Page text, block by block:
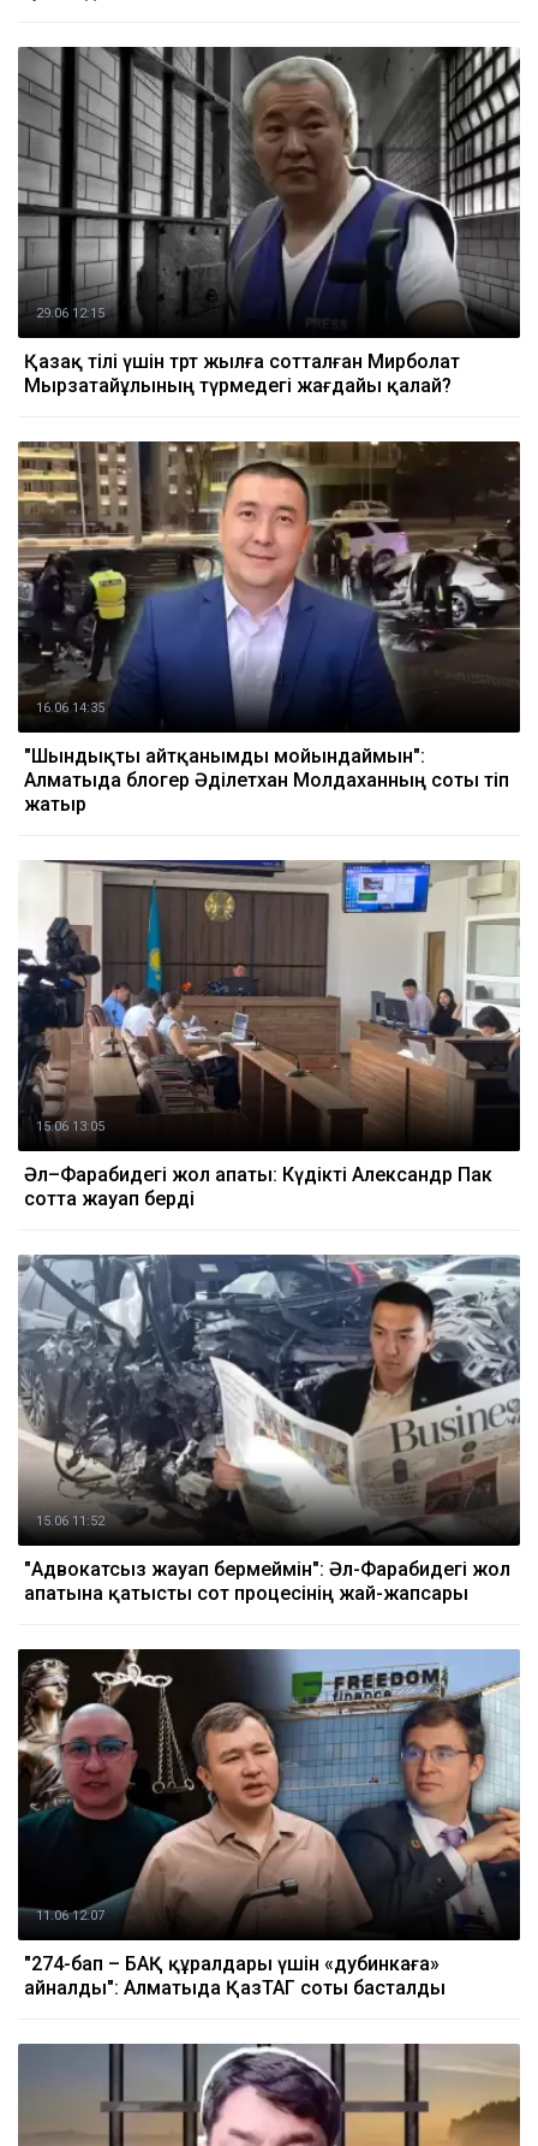
29.06 12:15
Қазақ тілі үшін төрт жылға сотталған Мирболат
Мырзатайұлының түрмедегі жағдайы қалай?
16.06 14:35
"Шындықты айтқанымды мойындаймын":
Алматыда блогер Әділетхан Молдаханның соты өтіп
жатыр
15.06 13:05
Әл–Фарабидегі жол апаты: Күдікті Александр Пак
сотта жауап берді
15.06 11:52
"Адвокатсыз жауап бермеймін": Әл-Фарабидегі жол
апатына қатысты сот процесінің жай-жапсары
11.06 12:07
"274-бап – БАҚ құралдары үшін «дубинкаға»
айналды": Алматыда ҚазТАГ соты басталды